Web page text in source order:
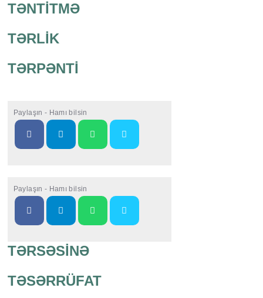
TƏNTİTMƏ
TƏRLİK
TƏRPƏNTİ
Paylaşın - Hamı bilsin
Paylaşın - Hamı bilsin
TƏRSƏSİNƏ
TƏSƏRRÜFAT